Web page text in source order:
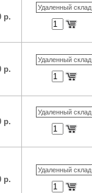
р.
Удаленный склад
р.
Удаленный склад
р.
Удаленный склад
р.
Удаленный склад